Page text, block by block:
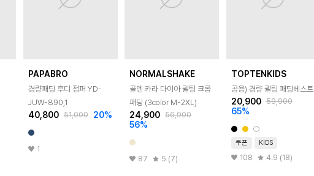
PAPABRO
경량패딩 후디 점퍼 YD-
JUW-890,1
40,800 51,000 20%
1
NORMALSHAKE
골덴 카라 다이아 퀼팅 크롭
패딩 (3color M-2XL)
24,900 56,900
56%
87 5 (7)
TOPTENKIDS
공용) 경량 퀼팅 패딩베스트
20,900 59,900
65%
쿠폰 KIDS
108 4.9 (18)